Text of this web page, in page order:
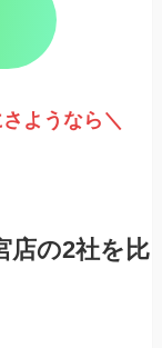
ようなら＼
店の2社を比